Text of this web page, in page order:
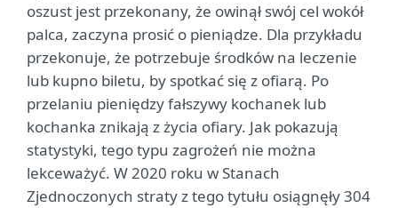
oszust jest przekonany, że owinął swój cel wokół
palca, zaczyna prosić o pieniądze. Dla przykładu
przekonuje, że potrzebuje środków na leczenie
lub kupno biletu, by spotkać się z ofiarą. Po
przelaniu pieniędzy fałszywy kochanek lub
kochanka znikają z życia ofiary. Jak pokazują
statystyki, tego typu zagrożeń nie można
lekceważyć. W 2020 roku w Stanach
Zjednoczonych straty z tego tytułu osiągnęły 304